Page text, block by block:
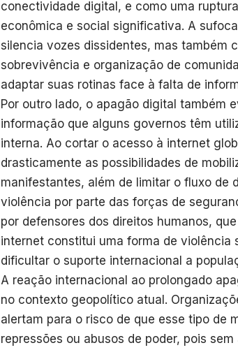
conectividade digital, e como uma
econômica e social significativa. A
silencia vozes dissidentes, mas também
sobrevivência e organização de
adaptar suas rotinas face à falta de
Por outro lado, o apagão digital também
informação que alguns governos têm
interna. Ao cortar o acesso à internet
drasticamente as possibilidades de
manifestantes, além de limitar o fluxo de
violência por parte das forças de
por defensores dos direitos humanos,
internet constitui uma forma de violência
dificultar o suporte internacional a
A reação internacional ao prolongado
no contexto geopolítico atual.
alertam para o risco de que esse tipo de
repressões ou abusos de poder, pois